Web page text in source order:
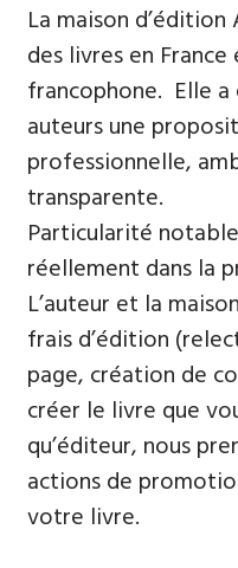
La maison
des livres en
francophone. Elle
auteurs une
professionnelle,
transparente.
Particularité
réellement dans la
L’auteur et la
frais d’édition
page, création de
créer le livre que
qu’éditeur, nous
actions de
votre livre.